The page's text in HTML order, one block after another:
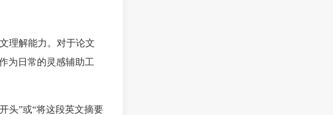
理解能力。对于论文
为日常的灵感辅助工
头”或“将这段英文摘要